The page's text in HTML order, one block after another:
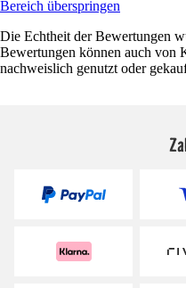
Bereich überspringen
Die Echtheit der Bewertungen
Bewertungen können auch von
nachweislich genutzt oder